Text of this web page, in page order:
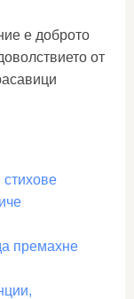
е доброто
от
премахне